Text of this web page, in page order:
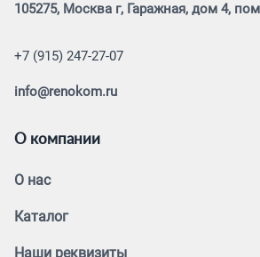
105275, Москва г, Гаражная, дом 4,
+7 (915) 247-27-07
info@renokom.ru
О компании
О нас
Каталог
Наши реквизиты